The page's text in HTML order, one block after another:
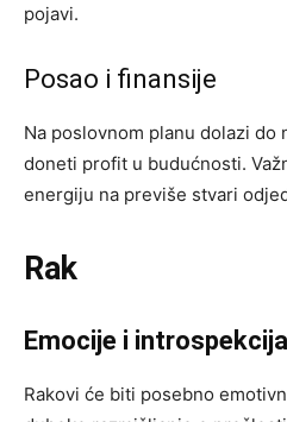
pojavi.
Posao i finansije
Na poslovnom planu dolazi do
doneti profit u budućnosti.
energiju na previše stvari
Rak
Emocije i introspekcija
Rakovi će biti posebno